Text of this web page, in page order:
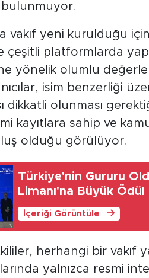
vakıf yeni kurulduğu için
çeşitli platformlarda
yönelik olumlu
isim benzerliği
dikkatli olunması
kayıtlara sahip ve
olduğu görülüyor.
Türkiye'nin Gururu
Limanı'na Büyük Ödül
İçeriği Görüntüle
herhangi bir vakıf
yalnızca resmi